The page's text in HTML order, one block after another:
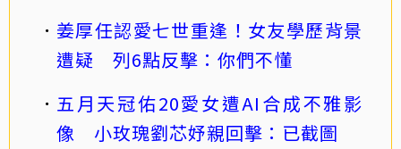
姜厚任認愛七世重逢！女友學歷背景
遭疑 列6點反擊：你們不懂
五月天冠佑20愛女遭AI合成不雅影
像 小玫瑰劉芯妤親回擊：已截圖